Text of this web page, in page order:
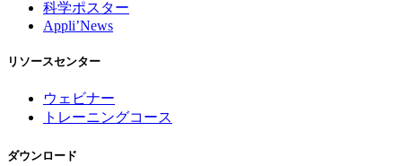
科学ポスター
Appli’News
リソースセンター
ウェビナー
トレーニングコース
ダウンロード